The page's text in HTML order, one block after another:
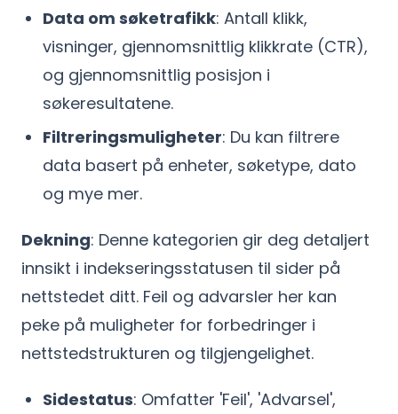
Data om søketrafikk: Antall klikk,
visninger, gjennomsnittlig klikkrate (CTR),
og gjennomsnittlig posisjon i
søkeresultatene.
Filtreringsmuligheter: Du kan filtrere
data basert på enheter, søketype, dato
og mye mer.
Dekning: Denne kategorien gir deg detaljert
innsikt i indekseringsstatusen til sider på
nettstedet ditt. Feil og advarsler her kan
peke på muligheter for forbedringer i
nettstedstrukturen og tilgjengelighet.
Sidestatus: Omfatter 'Feil', 'Advarsel',